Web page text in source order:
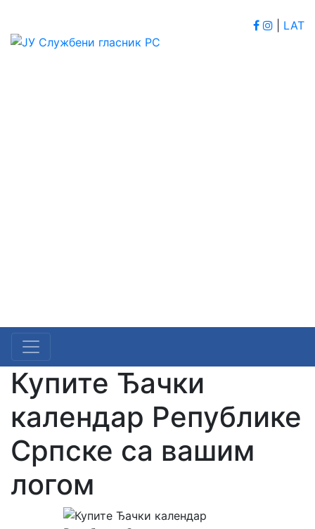
LAT
Купите Ђачки
календар Републике
Српске са вашим
логом